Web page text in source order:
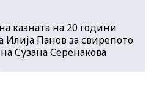
казната на 20 години
Илија Панов за свирепото
Сузана Серенакова